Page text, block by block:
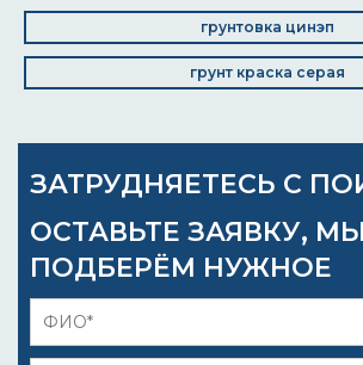
грунтовка цинэп
грунт краска серая
ЗАТРУДНЯЕТЕСЬ С
ОСТАВЬТЕ ЗАЯВКУ, МЫ
ПОДБЕРЁМ НУЖНОЕ